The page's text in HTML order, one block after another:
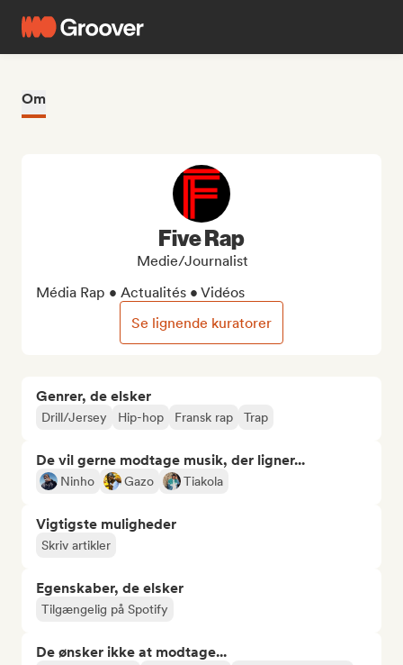
Om
Genrer, de elsker
Drill/Jersey Hip-hop Fransk rap Trap
De vil gerne modtage musik, der ligner...
Ninho Gazo Tiakola
Vigtigste muligheder
Skriv artikler
Egenskaber, de elsker
Tilgængelig på Spotify
De ønsker ikke at modtage...
Five Rap
Medie/journalist
Média Rap • Actualités • Vidéos
Se lignende kuratorer